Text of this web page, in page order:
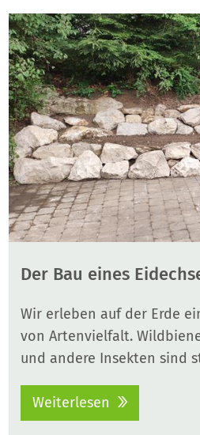
Der Bau eines
Wir erleben auf der Erde
von Artenvielfalt.
und andere Insekten sind
Weiterlesen